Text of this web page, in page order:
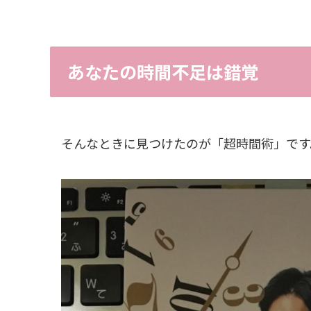
あなたの時間不足は錯覚
そんなときに見つけたのが「超時間術」で